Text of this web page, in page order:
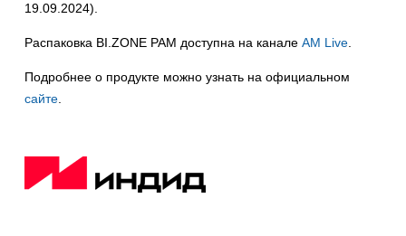
19.09.2024).
Распаковка BI.ZONE PAM доступна на канале AM Live.
Подробнее о продукте можно узнать на официальном
сайте.